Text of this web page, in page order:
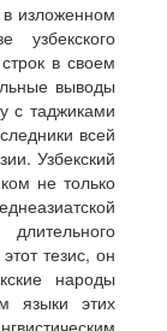
изложенном
узбекского
в своем
выводы
с таджиками
всей
Узбекский
не только
тезис, он
народы
языки этих